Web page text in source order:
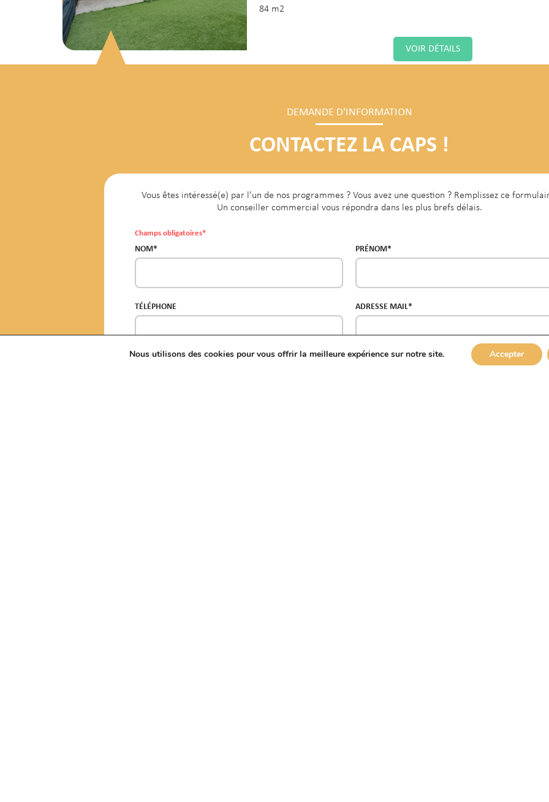
84 m2
VOIR DÉTAILS
La Plaine Saint-Denis - Logement
de type 3 - 58m² - 260 000€
62 avenue George Sand
58 m2
DEMANDE D'INFORMATION
CONTACTEZ LA CAPS !
Vous êtes intéressé(e) par l’un de nos programmes ? Vous avez une question ? Remplissez ce
Un conseiller commercial vous répondra dans les plus brefs délais.
Champs obligatoires*
NOM* PRÉNOM*
TÉLÉPHONE ADRESSE MAIL*
Nous utilisons des cookies pour vous offrir la meilleure expérience sur notre site. Accepter